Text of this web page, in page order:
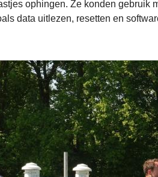
ophingen. Ze konden gebruik
data uitlezen, resetten en